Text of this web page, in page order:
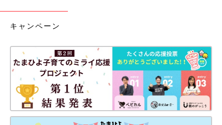
●記事の内容は2024年4月の情報で、現在と異なる場合がありま
す。
水川 ちさ
子育て・ファッションジャンルを得意とする主婦のWEBライタ
ー。アパレル企業に勤めていた経験をもち、色彩コーディネータ
ー2級も取得。たまひよONLINEライター3年目。笑いのツボがい
っしょな 夫・長女（小6）・次女（小4）・長男（小1）とにぎや
かに暮らしています♪ 好きな言葉は「思い立ったが吉日」。
キャンペーン